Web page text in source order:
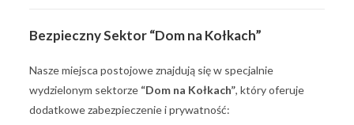
Bezpieczny Sektor “Dom na Kołkach”
Nasze miejsca postojowe znajdują się w specjalnie
wydzielonym sektorze “Dom na Kołkach”, który oferuje
dodatkowe zabezpieczenie i prywatność: